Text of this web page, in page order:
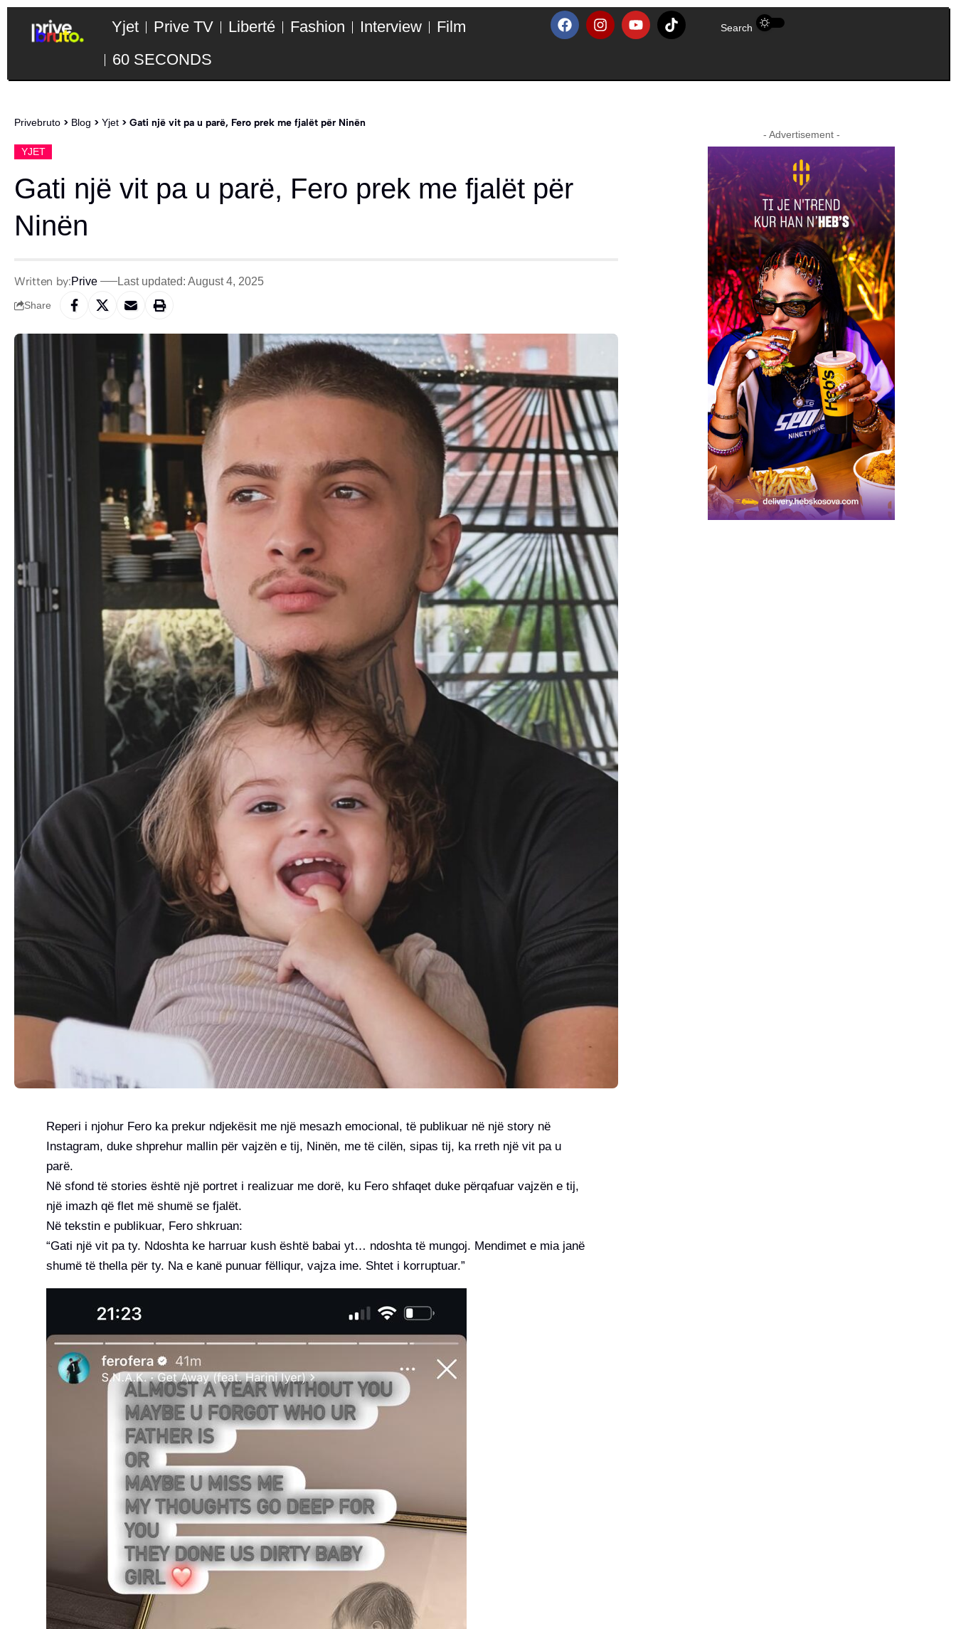
Yjet Prive TV Liberté Fashion Interview
Film
60 SECONDS
Search
Privebruto > Blog > Yjet > Gati një vit pa u parë, Fero prek me fjalët për Ninën
YJET
Gati një vit pa u parë, Fero prek me fjalët për
Ninën
Written by:Prive Last updated: August 4, 2025
Share
Reperi i njohur Fero ka prekur ndjekësit me një mesazh emocional, të publikuar në një story në
Instagram, duke shprehur mallin për vajzën e tij, Ninën, me të cilën, sipas tij, ka rreth një vit pa u
parë.
Në sfond të stories është një portret i realizuar me dorë, ku Fero shfaqet duke përqafuar vajzën e tij,
një imazh që flet më shumë se fjalët.
Në tekstin e publikuar, Fero shkruan:
“Gati një vit pa ty. Ndoshta ke harruar kush është babai yt… ndoshta të mungoj. Mendimet e mia janë
shumë të thella për ty. Na e kanë punuar fëlliqur, vajza ime. Shtet i korruptuar.”
- Advertisement -